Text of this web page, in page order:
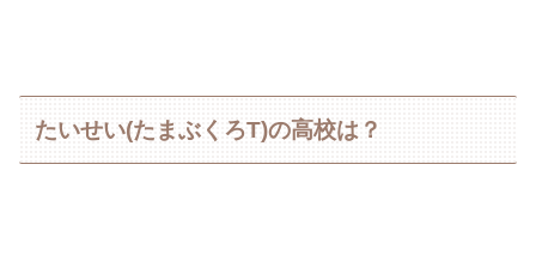
たいせい(たまぶくろT)の高校は？